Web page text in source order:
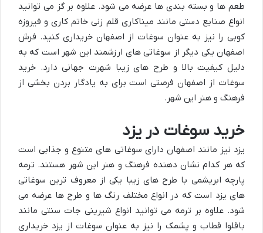
طعم ها و بسته بندی ها عرضه می شود. علاوه بر گز می توانید
انواع صنایع دستی مانند میناکاری قلم زنی خاتم کاری و فیروزه
کوبی را نیز به عنوان سوغات از اصفهان خریداری کنید. فرش
اصفهان یکی دیگر از سوغاتی های ارزشمند این شهر است که به
دلیل کیفیت بالا و طرح های زیبا شهرت جهانی دارد. خرید
سوغات از اصفهان فرصتی است برای به یادگار بردن بخشی از
فرهنگ و هنر این شهر.
خرید سوغات در یزد
یزد نیز مانند اصفهان دارای سوغاتی های متنوع و جذابی است
که هر کدام نشان دهنده فرهنگ و هنر این شهر هستند. ترمه
پارچه ابریشمی با طرح های زیبا یکی از معروف ترین سوغاتی
های یزد است که در انواع مختلف رنگ ها و طرح ها عرضه می
شود. علاوه بر ترمه می توانید انواع شیرینی جات سنتی مانند
باقلوا قطاب و پشمک را نیز به عنوان سوغات از یزد خریداری